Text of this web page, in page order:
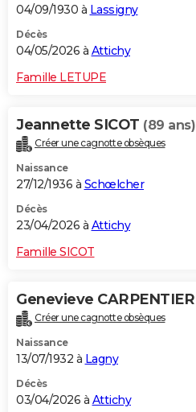
S'inscrire
Se connecter
Lycées
Collèges
Primaires
Universités
Entreprises
Service militaire
Avis de recherche
AVIS DE DÉCÈS
FORUM
04/09/1930 à Lassigny
Décès
04/05/2026 à Attichy
Famille LETUPE
Jeannette SICOT (89 ans)
Créer une cagnotte obsèques
Naissance
27/12/1936 à Schœlcher
Décès
23/04/2026 à Attichy
Famille SICOT
Genevieve CARPENTIER
Créer une cagnotte obsèques
Naissance
13/07/1932 à Lagny
Décès
03/04/2026 à Attichy